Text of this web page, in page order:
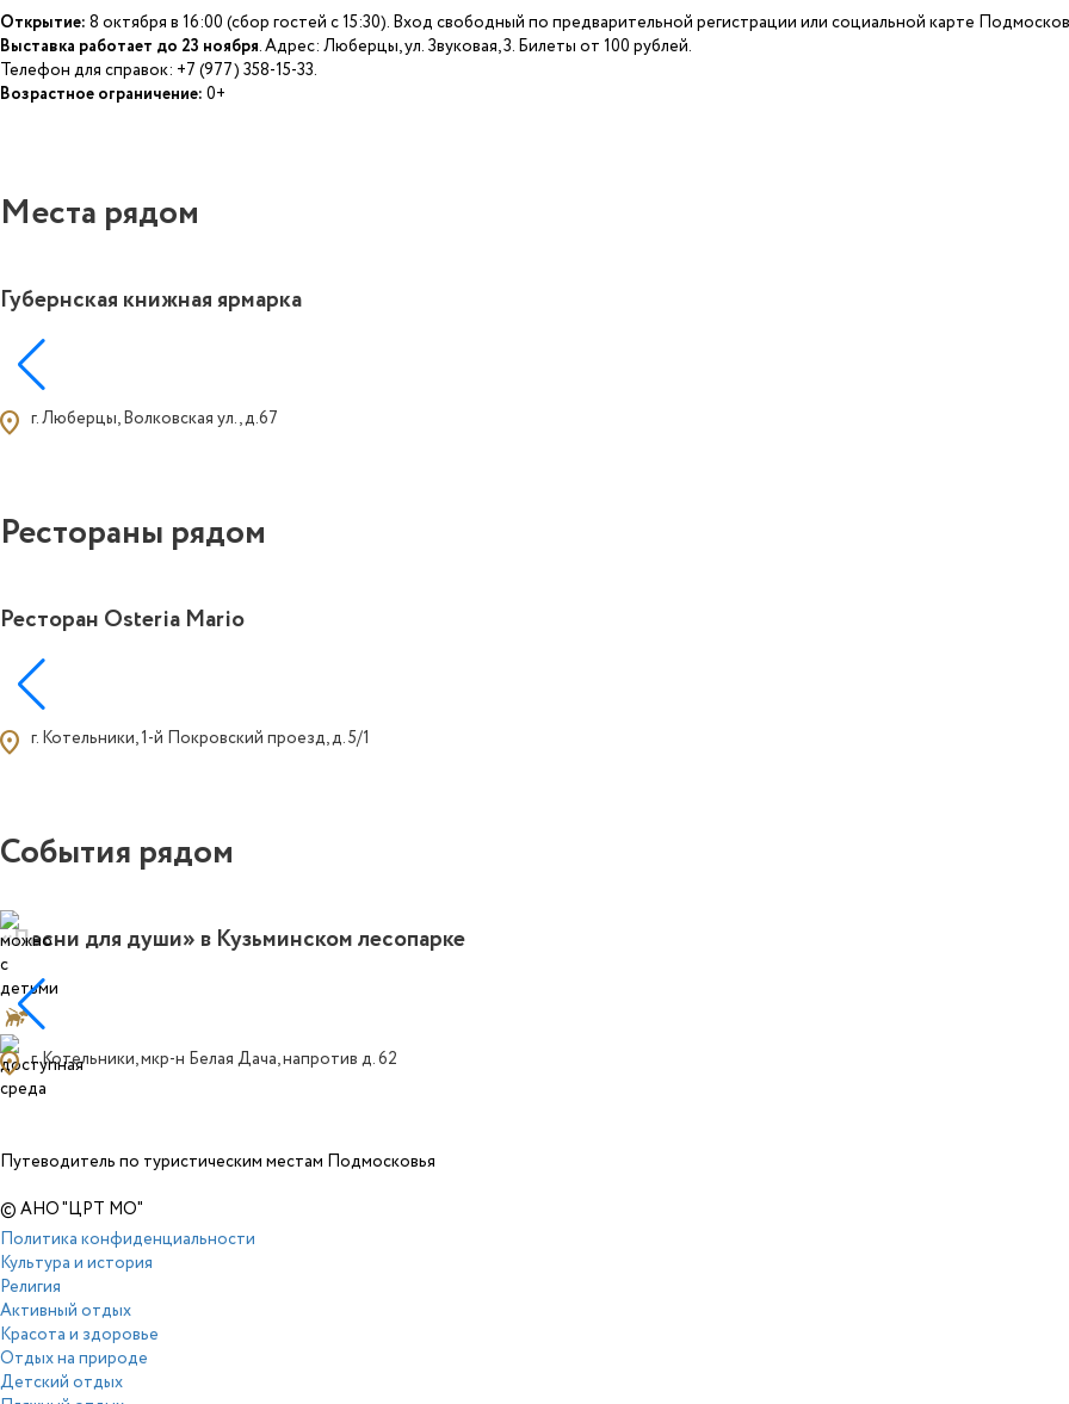
Открытие: 8 октября в 16:00 (сбор гостей с 15:30). Вход свободный по предварительной регистрации или социальной карте
Выставка работает до 23 ноября. Адрес: Люберцы, ул. Звуковая, 3. Билеты от 100 рублей.
Телефон для справок: +7 (977) 358-15-33.
Возрастное ограничение: 0+
Места рядом
Губернская книжная ярмарка
г. Люберцы, Волковская ул., д.67
Рестораны рядом
Ресторан Osteria Mario
г. Котельники, 1-й Покровский проезд, д. 5/1
События рядом
«Песни для души» в Кузьминском лесопарке
г. Котельники, мкр-н Белая Дача, напротив д. 62
Путеводитель по туристическим местам Подмосковья
© АНО "ЦРТ МО"
Политика конфиденциальности
Культура и история
Религия
Активный отдых
Красота и здоровье
Отдых на природе
Детский отдых